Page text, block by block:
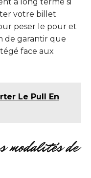
votre billet
peser le pour et
de garantir que
face aux
Le Pull En
modalités de